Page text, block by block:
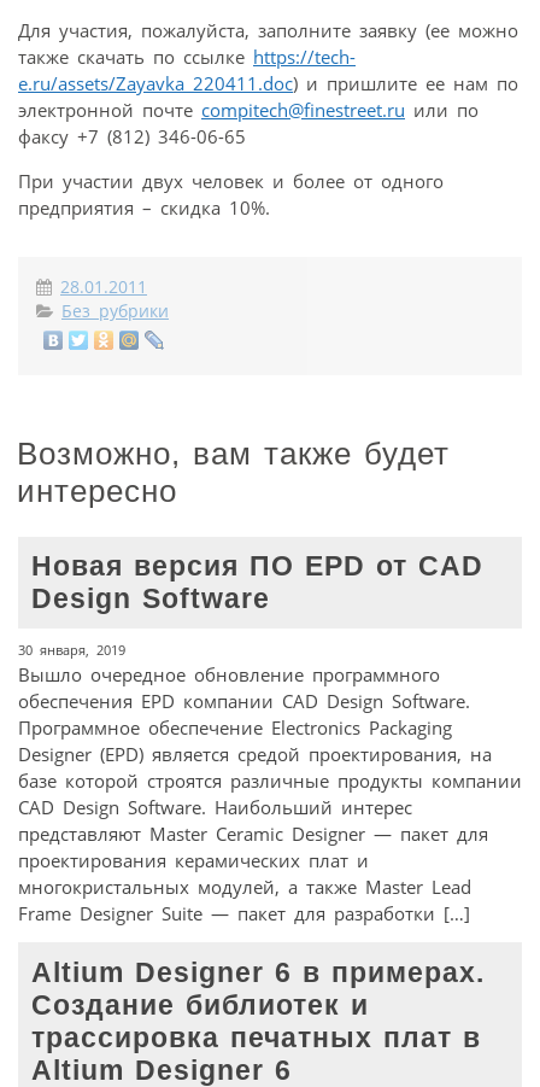
Для участия, пожалуйста, заполните заявку (ее можно
также скачать по ссылке https://tech-
e.ru/assets/Zayavka_220411.doc) и пришлите ее нам по
электронной почте compitech@finestreet.ru или по
факсу +7 (812) 346-06-65
При участии двух человек и более от одного
предприятия – скидка 10%.
28.01.2011
Без рубрики
Возможно, вам также будет
интересно
Новая версия ПО EPD от CAD
Design Software
30 января, 2019
Вышло очередное обновление программного
обеспечения EPD компании CAD Design Software.
Программное обеспечение Electronics Packaging
Designer (EPD) является средой проектирования, на
базе которой строятся различные продукты компании
CAD Design Software. Наибольший интерес
представляют Master Ceramic Designer — пакет для
проектирования керамических плат и
многокристальных модулей, а также Master Lead
Frame Designer Suite — пакет для разработки […]
Altium Designer 6 в примерах.
Создание библиотек и
трассировка печатных плат в
Altium Designer 6